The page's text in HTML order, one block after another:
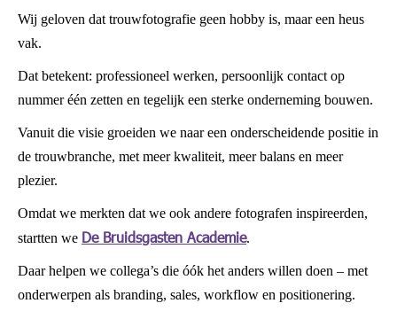
Wij geloven dat trouwfotografie geen hobby is, maar een heus
vak.
Dat betekent: professioneel werken, persoonlijk contact op
nummer één zetten en tegelijk een sterke onderneming bouwen.
Vanuit die visie groeiden we naar een onderscheidende positie in
de trouwbranche, met meer kwaliteit, meer balans en meer
plezier.
Omdat we merkten dat we ook andere fotografen inspireerden,
startten we De Bruidsgasten Academie.
Daar helpen we collega’s die óók het anders willen doen – met
onderwerpen als branding, sales, workflow en positionering.